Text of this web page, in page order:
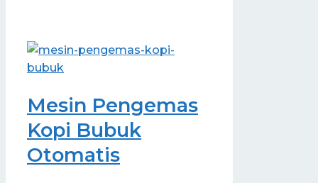
Mesin Pengemas
Kopi Bubuk
Otomatis